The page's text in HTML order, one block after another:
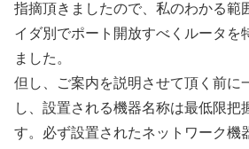
指摘頂きましたので、私のわかる範
イダ別でポート開放すべくルータを
ました。
但し、ご案内を説明させて頂く前に
し、設置される機器名称は最低限把
す。必ず設置されたネットワーク機